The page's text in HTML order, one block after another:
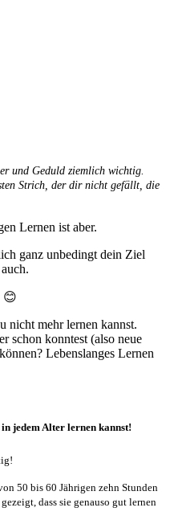
und Geduld ziemlich wichtig.
Strich, der dir nicht gefällt, die
Lernen ist aber.
ganz unbedingt dein Ziel
😊
nicht mehr lernen kannst.
schon konntest (also neue
Lebenslanges Lernen
jedem Alter lernen kannst!
50 bis 60 Jährigen zehn Stunden
dass sie genauso gut lernen